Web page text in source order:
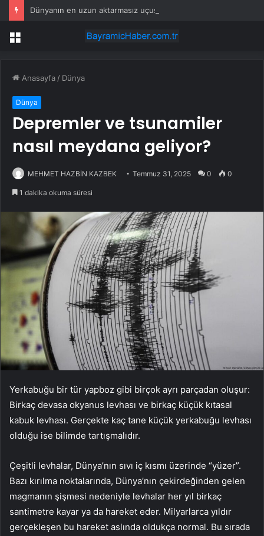
Menü
Anasayfa / Dünya
Dünya
Depremler ve tsunamiler
nasıl meydana geliyor?
MEHMET HAZBİN KAZBEK Temmuz 31, 2025 0 0
1 dakika okuma süresi
Yerkabuğu bir tür yapboz gibi birçok ayrı parçadan oluşur:
Birkaç devasa okyanus levhası ve birkaç küçük kıtasal
kabuk levhası. Gerçekte kaç tane küçük yerkabuğu levhası
olduğu ise bilimde tartışmalıdır.
Çeşitli levhalar, Dünya’nın sıvı iç kısmı üzerinde “yüzer”.
Bazı kırılma noktalarında, Dünya’nın çekirdeğinden gelen
magmanın şişmesi nedeniyle levhalar her yıl birkaç
santimetre kayar ya da hareket eder. Milyarlarca yıldır
gerçekleşen bu hareket aslında oldukça normal. Bu sırada